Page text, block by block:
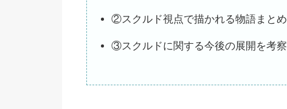
②スクルド視点で描かれる物語まとめ
③スクルドに関する今後の展開を考察